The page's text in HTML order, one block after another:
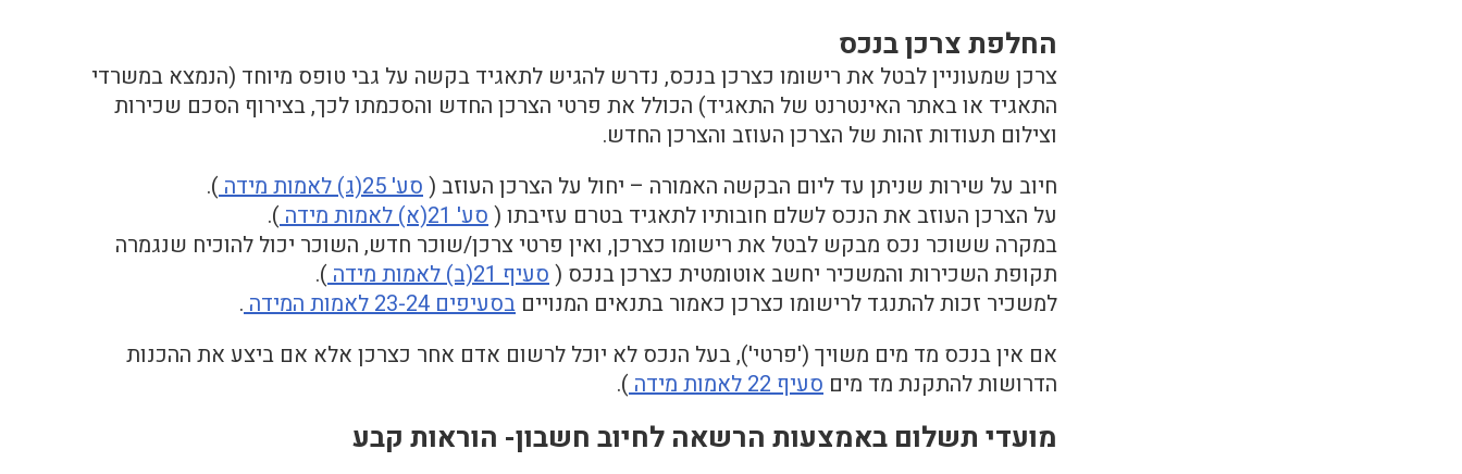
החלפת צרכן בנכס
צרכן שמעוניין לבטל את רישומו כצרכן בנכס, נדרש להגיש לתאגיד בקשה על גבי טופס מיוחד (הנמצא במשרדי
התאגיד או באתר האינטרנט של התאגיד) הכולל את פרטי הצרכן החדש והסכמתו לכך, בצירוף הסכם שכירות
וצילום תעודות זהות של הצרכן העוזב והצרכן החדש.
חיוב על שירות שניתן עד ליום הבקשה האמורה – יחול על הצרכן העוזב (סע' 25(ג) לאמות מידה
).
על הצרכן העוזב את הנכס לשלם חובותיו לתאגיד בטרם עזיבתו (סע' 21(א) לאמות מידה
).
במקרה ששוכר נכס מבקש לבטל את רישומו כצרכן, ואין פרטי צרכן/שוכר חדש, השוכר יכול להוכיח שנגמרה
תקופת השכירות והמשכיר יחשב אוטומטית כצרכן בנכס (סעיף 21(ב) לאמות מידה
).
למשכיר זכות להתנגד לרישומו כצרכן כאמור בתנאים המנויים בסעיפים 23-24 לאמות המידה
.
אם אין בנכס מד מים משויך ('פרטי'), בעל הנכס לא יוכל לרשום אדם אחר כצרכן אלא אם ביצע את ההכנות
הדרושות להתקנת מד מים סעיף 22 לאמות מידה ).
מועדי תשלום באמצעות הרשאה לחיוב חשבון- הוראות קבע